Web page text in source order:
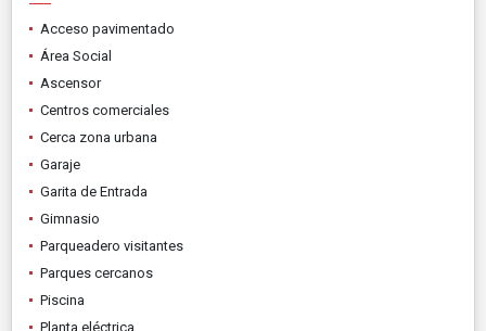
Acceso pavimentado
Área Social
Ascensor
Centros comerciales
Cerca zona urbana
Garaje
Garita de Entrada
Gimnasio
Parqueadero visitantes
Parques cercanos
Piscina
Planta eléctrica